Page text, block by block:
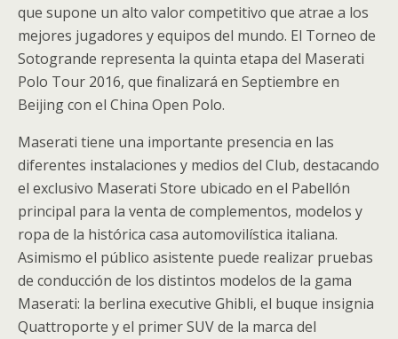
que supone un alto valor competitivo que atrae a los
mejores jugadores y equipos del mundo. El Torneo de
Sotogrande representa la quinta etapa del Maserati
Polo Tour 2016, que finalizará en Septiembre en
Beijing con el China Open Polo.
Maserati tiene una importante presencia en las
diferentes instalaciones y medios del Club, destacando
el exclusivo Maserati Store ubicado en el Pabellón
principal para la venta de complementos, modelos y
ropa de la histórica casa automovilística italiana.
Asimismo el público asistente puede realizar pruebas
de conducción de los distintos modelos de la gama
Maserati: la berlina executive Ghibli, el buque insignia
Quattroporte y el primer SUV de la marca del